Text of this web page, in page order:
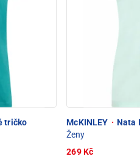
tričko
McKINLEY · Nata
Ženy
269 Kč